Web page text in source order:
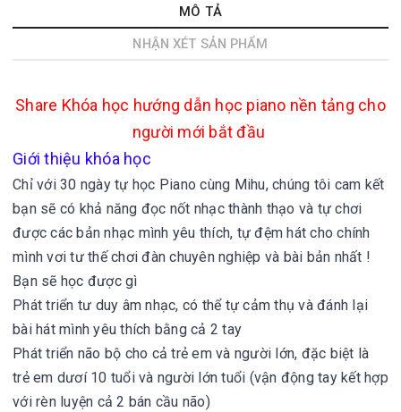
MÔ TẢ
NHẬN XÉT SẢN PHẨM
Share Khóa học hướng dẫn học piano nền tảng cho
người mới bắt đầu
Giới thiệu khóa học
Chỉ với 30 ngày tự học Piano cùng Mihu, chúng tôi cam kết
bạn sẽ có khả năng đọc nốt nhạc thành thạo và tự chơi
được các bản nhạc mình yêu thích, tự đệm hát cho chính
mình vơi tư thế chơi đàn chuyên nghiệp và bài bản nhất !
Bạn sẽ học được gì
Phát triển tư duy âm nhạc, có thể tự cảm thụ và đánh lại
bài hát mình yêu thích bằng cả 2 tay
Phát triển não bộ cho cả trẻ em và người lớn, đặc biệt là
trẻ em dươí 10 tuổi và người lớn tuổi (vận động tay kết hợp
với rèn luyện cả 2 bán cầu não)